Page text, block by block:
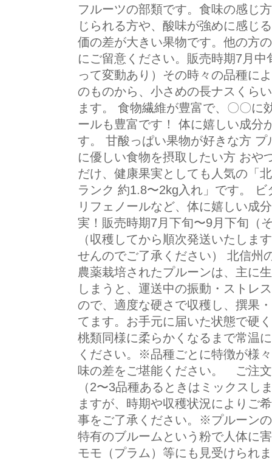
フルーツの部類です。食味の感じ
じられる方や、酸味が強めに感じ
価の差が大きい果物です。他の方
にご留意ください。販売時期7月
って変動あり）その時々の品種に
のものから、小さめの長ナスくら
ます。 食物繊維が豊富で、〇〇に
ールも豊富です！ 体に嬉しい成分
す。 甘酸っぱい果物が好きな方
に優しい食物を摂取したい方 おや
だけ、健康果実としても人気の「
ランク 約1.8〜2kg入れ」です。
リフェノールなど、体に嬉しい成
実！販売時期7月下旬〜9月下旬（
（収穫してから順次発送いたしま
せんのでご了承ください） 北信州
農薬栽培されたプルーンは、主に
しまうと、運送中の振動・ストレ
ので、適度な硬さで収穫し、撰果
てます。お手元に届いた状態で硬
桃類同様に柔らかくなるまで常温
ください。※品種ごとに特徴が様
味の差をご堪能ください。 ご注
（2〜3品種あるときはミックスし
ますが、時期や収穫状況によりご
事をご了承ください。※プルーン
特有のブルームという粉で人体に
モモ（プラム）等にも見受けられ